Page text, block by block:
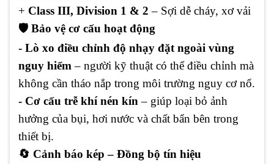
+ Class III, Division 1 & 2 – Sợi dễ cháy, xơ vải
🛡️ Bảo vệ cơ cấu hoạt động
- Lò xo điều chỉnh độ nhạy đặt ngoài vùng
nguy hiểm – người kỹ thuật có thể điều chỉnh mà
không cần tháo nắp trong môi trường nguy cơ nổ.
- Cơ cấu trễ khí nén kín – giúp loại bỏ ảnh
hưởng của bụi, hơi nước và chất bẩn bên trong
thiết bị.
🔄 Cảnh báo kép – Đồng bộ tín hiệu